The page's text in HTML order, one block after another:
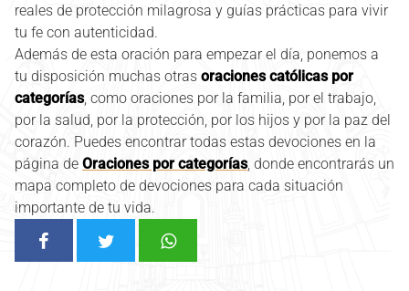
reales de protección milagrosa y guías prácticas para vivir
tu fe con autenticidad.
Además de esta oración para empezar el día, ponemos a
tu disposición muchas otras oraciones católicas por
categorías, como oraciones por la familia, por el trabajo,
por la salud, por la protección, por los hijos y por la paz del
corazón. Puedes encontrar todas estas devociones en la
página de Oraciones por categorías, donde encontrarás un
mapa completo de devociones para cada situación
importante de tu vida.